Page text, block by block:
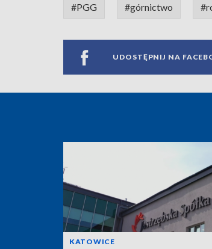
#PGG #górnictwo
UDOSTĘPNIJ NA
KATOWICE